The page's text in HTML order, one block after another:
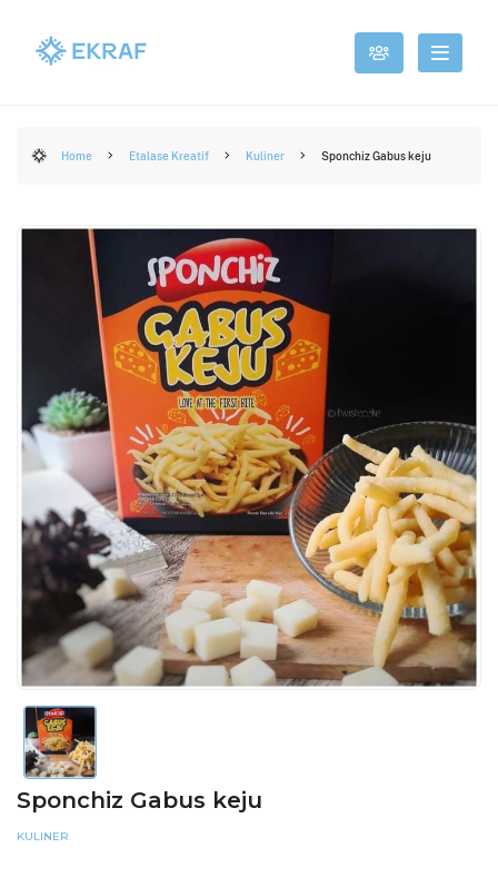
Home Etalase Kreatif Kuliner Sponchiz Gabus keju
Sponchiz Gabus keju
KULINER